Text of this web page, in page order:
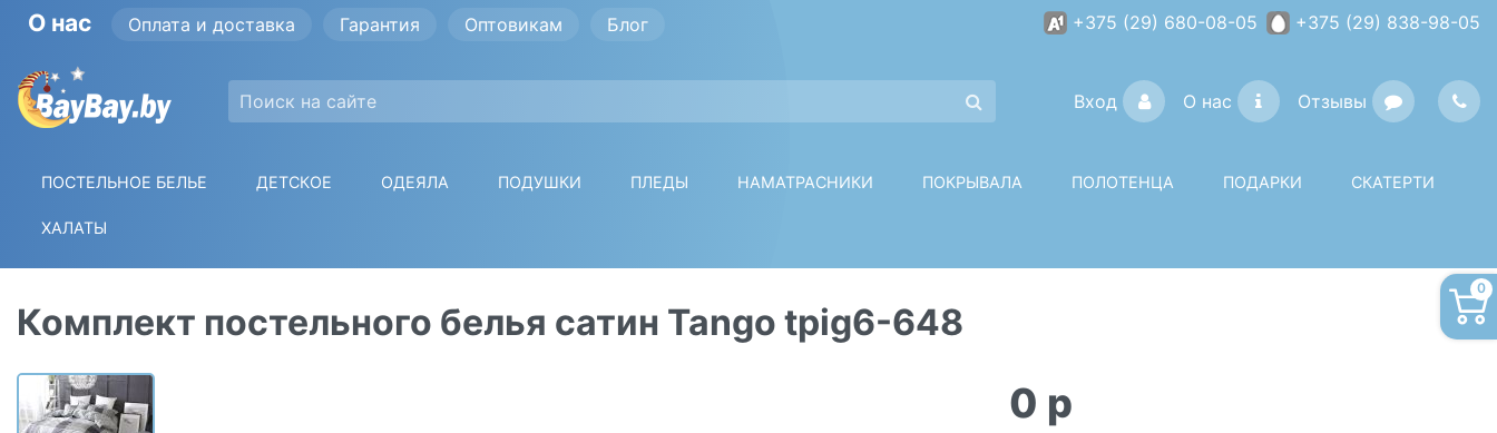
О нас Оплата и доставка Гарантия Оптовикам Блог +375 (29) 680-08-05 +375 (29) 838-98-05
Вход О нас Отзывы
0
ПОСТЕЛЬНОЕ БЕЛЬЕ ДЕТСКОЕ ОДЕЯЛА ПОДУШКИ ПЛЕДЫ НАМАТРАСНИКИ ПОКРЫВАЛА ПОЛОТЕНЦА ПОДАРКИ СКАТЕРТИ
ХАЛАТЫ
Комплект постельного белья сатин Tango tpig6-648
0 p